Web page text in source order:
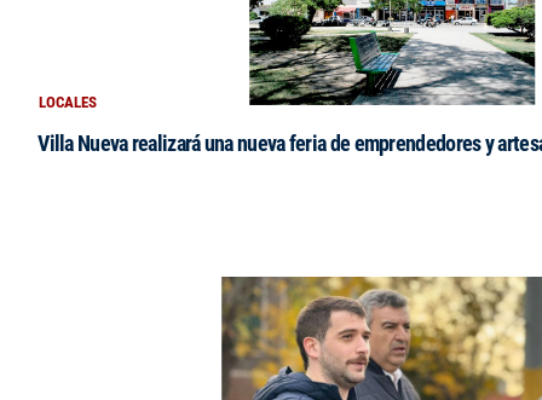
LOCALES
Villa Nueva realizará una nueva feria de emprendedores y